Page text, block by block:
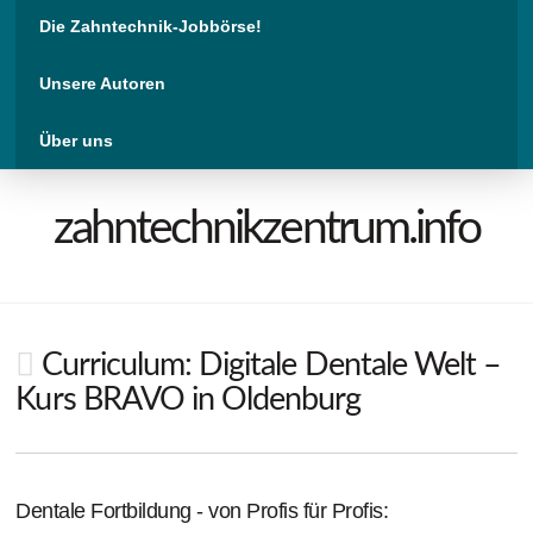
Die Zahntechnik-Jobbörse!
Unsere Autoren
Über uns
zahntechnikzentrum.info
Curriculum: Digitale Dentale Welt –
Kurs BRAVO in Oldenburg
Dentale Fortbildung - von Profis für Profis: